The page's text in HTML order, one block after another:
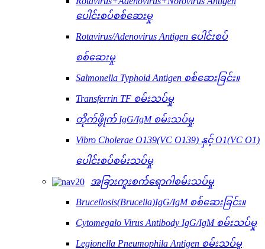
ပေါင်းစပ်စစ်ဆေးမှု
Rotavirus/Adenovirus Antigen ပေါင်းစပ်
စစ်ဆေးမှု
Salmonella Typhoid Antigen စစ်ဆေးခြင်း။
Transferrin TF စမ်းသပ်မှု
တိုက်ဖွိုက် IgG/IgM စမ်းသပ်မှု
Vibro Cholerae O139(VC O139) နှင့် O1(VC O1)
ပေါင်းစပ်စမ်းသပ်မှု
အခြားကူးစက်ရောဂါစမ်းသပ်မှု
Brucellosis(Brucella)IgG/IgM စစ်ဆေးခြင်း။
Cytomegalo Virus Antibody IgG/IgM စမ်းသပ်မှု
Legionella Pneumophila Antigen စမ်းသပ်မှု